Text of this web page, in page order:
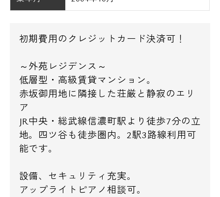
初期費用のクレジットカード決済可！
～外苑レジデンス～
低層型・高級賃貸マンション。
赤坂御用地に隣接した荘厳と静寂のエリ
ア
JR中央・総武線信濃町駅より徒歩7分の立
地。四ツ谷も徒歩圏内。2駅3路線利用可
能です。
設備、セキュリティ充実。
アップライトピアノ相談可。